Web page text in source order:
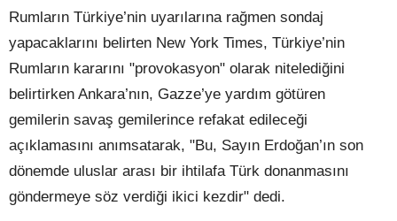
Rumların Türkiye’nin uyarılarına rağmen sondaj
yapacaklarını belirten New York Times, Türkiye’nin
Rumların kararını "provokasyon" olarak nitelediğini
belirtirken Ankara’nın, Gazze’ye yardım götüren
gemilerin savaş gemilerince refakat edileceği
açıklamasını anımsatarak, "Bu, Sayın Erdoğan’ın son
dönemde uluslar arası bir ihtilafa Türk donanmasını
göndermeye söz verdiği ikici kezdir" dedi.